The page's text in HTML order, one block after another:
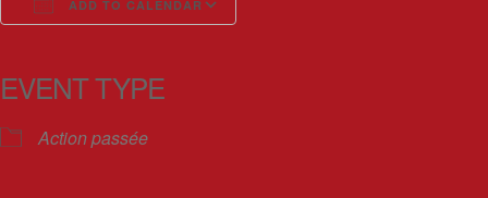
ADD TO CALENDAR
EVENT TYPE
Action passée